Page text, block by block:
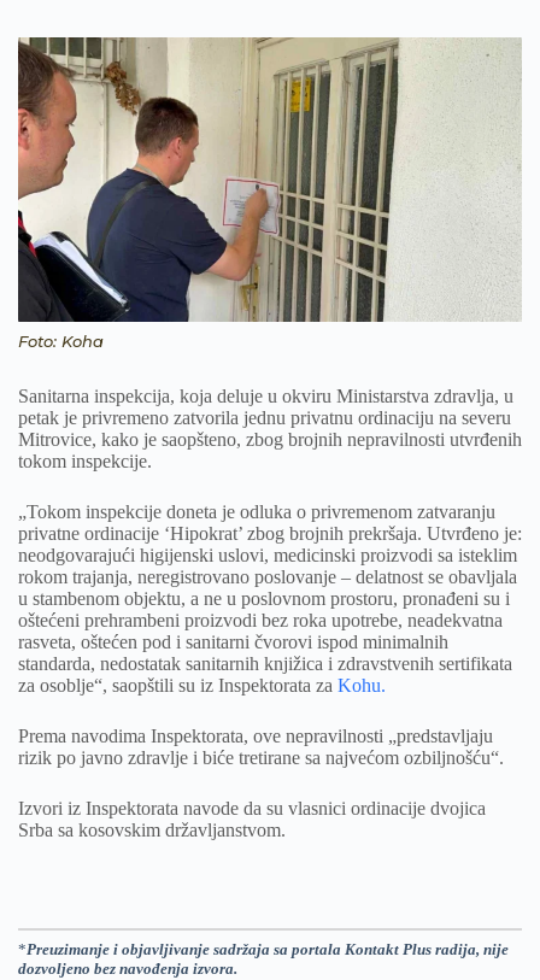
Foto: Koha
Sanitarna inspekcija, koja deluje u okviru Ministarstva zdravlja, u
petak je privremeno zatvorila jednu privatnu ordinaciju na severu
Mitrovice, kako je saopšteno, zbog brojnih nepravilnosti utvrđenih
tokom inspekcije.
„Tokom inspekcije doneta je odluka o privremenom zatvaranju
privatne ordinacije ‘Hipokrat’ zbog brojnih prekršaja. Utvrđeno je:
neodgovarajući higijenski uslovi, medicinski proizvodi sa isteklim
rokom trajanja, neregistrovano poslovanje – delatnost se obavljala
u stambenom objektu, a ne u poslovnom prostoru, pronađeni su i
oštećeni prehrambeni proizvodi bez roka upotrebe, neadekvatna
rasveta, oštećen pod i sanitarni čvorovi ispod minimalnih
standarda, nedostatak sanitarnih knjižica i zdravstvenih sertifikata
za osoblje“, saopštili su iz Inspektorata za Kohu.
Prema navodima Inspektorata, ove nepravilnosti „predstavljaju
rizik po javno zdravlje i biće tretirane sa najvećom ozbiljnošću“.
Izvori iz Inspektorata navode da su vlasnici ordinacije dvojica
Srba sa kosovskim državljanstvom.
*Preuzimanje i objavljivanje sadržaja sa portala Kontakt Plus radija, nije
dozvoljeno bez navođenja izvora.